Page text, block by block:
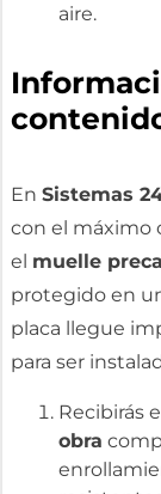
aire.
EnSistemas
con el máximo
el muelle
protegido en
placa llegue
para ser
Recibirás
obra